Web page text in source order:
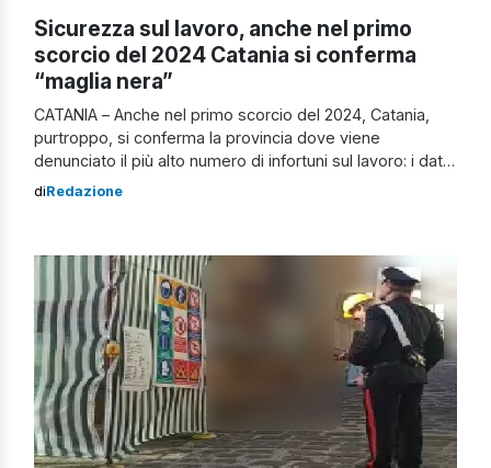
Sicurezza sul lavoro, anche nel primo
scorcio del 2024 Catania si conferma
“maglia nera”
CATANIA – Anche nel primo scorcio del 2024, Catania,
purtroppo, si conferma la provincia dove viene
denunciato il più alto numero di infortuni sul lavoro: i dati
Inail al 31 gennaio indicano 499 casi (+45 rispetto al
diRedazione